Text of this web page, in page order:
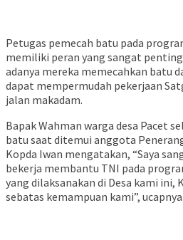
Petugas pemecah batu pada
memiliki peran yang sangat
adanya mereka memecahkan batu
dapat mempermudah pekerjaan
jalan makadam.
Bapak Wahman warga desa Pacet
batu saat ditemui anggota
Kopda Iwan mengatakan, “Saya
bekerja membantu TNI pada
yang dilaksanakan di Desa kami ini,
sebatas kemampuan kami”, ucapnya.